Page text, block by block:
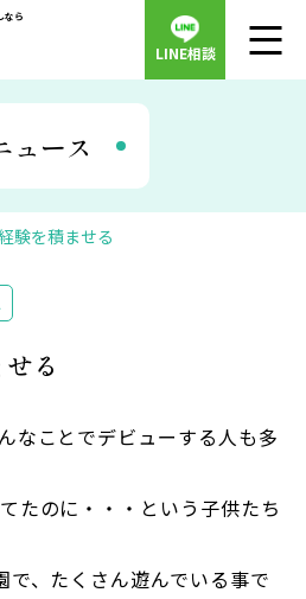
なら
LINE相談
ュース
験を積ませる
る
なことでデビューする人も多
たのに・・・という子供たち
、たくさん遊んでいる事で